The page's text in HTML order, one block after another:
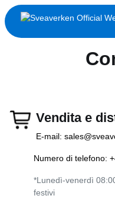
Vendita e
E-mail:
Numero di telefono:
*Lunedì-venerdì
festivi